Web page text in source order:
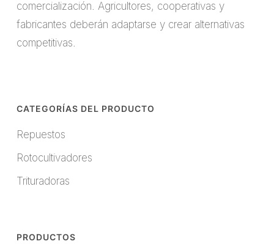
comercialización. Agricultores, cooperativas y
fabricantes deberán adaptarse y crear alternativas
competitivas.
CATEGORÍAS DEL PRODUCTO
Repuestos
Rotocultivadores
Trituradoras
PRODUCTOS